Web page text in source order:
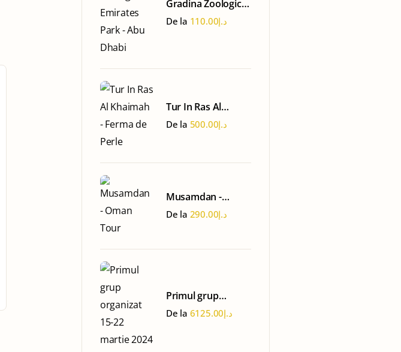
Gradina Zoologica
Emirates Park -
De la د.إ110.00
Tur In Ras Al
Khaimah - Ferma
De la د.إ500.00
Musamdan -
Oman Tour
De la د.إ290.00
Primul grup
organizat 15-22
De la د.إ6125.00